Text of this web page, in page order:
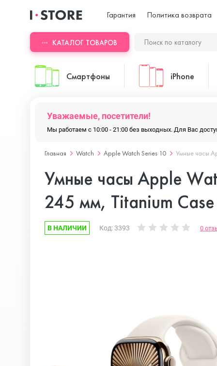
Гарантия Политика возврата
КАТАЛОГ ТОВАРОВ
Смартфоны
ASUS
Blackview
Google Pixel
iPhone
iPhone 17 Pro
iPhone 17 Air
iPhone 17e
iPhone 16
Уважаемые, посетители!
Мы работаем с 10:00 - 21:00 без выходных. Для Вас
Главная Watch Apple Watch Series 10 Умные часы
Умные часы Apple
245 мм, Titanium
В НАЛИЧИИ Код: 3393 0